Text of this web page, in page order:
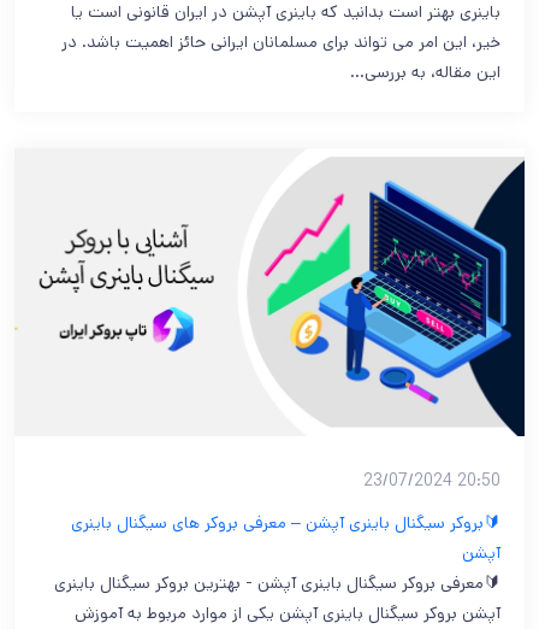
باینری بهتر است بدانید که باینری آپشن در ایران قانونی است یا
خیر، این امر می تواند برای مسلمانان ایرانی حائز اهمیت باشد. در
این مقاله، به بررسی…
20:50 23/07/2024
🔰بروکر سیگنال باینری آپشن – معرفی بروکر های سیگنال باینری
آپشن
🔰معرفی بروکر سیگنال باینری آپشن - بهترین بروکر سیگنال باینری
آپشن بروکر سیگنال باینری آپشن یکی از موارد مربوط به آموزش